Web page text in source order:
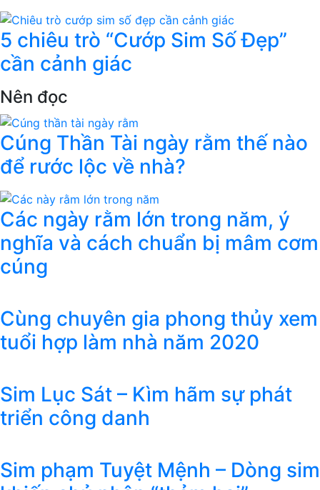
5 chiêu trò “Cướp Sim Số Đẹp”
cần cảnh giác
Nên đọc
Cúng Thần Tài ngày rằm thế nào
để rước lộc về nhà?
Các ngày rằm lớn trong năm, ý
nghĩa và cách chuẩn bị mâm cơm
cúng
Cùng chuyên gia phong thủy xem
tuổi hợp làm nhà năm 2020
Sim Lục Sát – Kìm hãm sự phát
triển công danh
Sim phạm Tuyệt Mệnh – Dòng sim